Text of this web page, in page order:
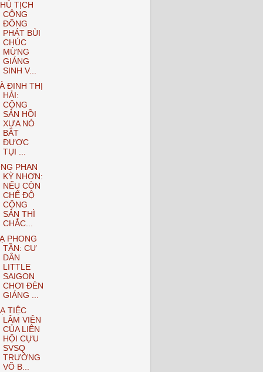
TỊCH
CỘNG
ĐỒNG
PHÁT BÙI
CHÚC
MỪNG
GIÁNG
SINH V...
ĐINH THỊ
HẢI:
CỘNG
SẢN HỒI
XƯA NÓ
BẮT
ĐƯỢC
TỤI ...
PHAN
KỲ NHƠN:
NẾU CÒN
CHẾ ĐỘ
CỘNG
SẢN THÌ
CHẮC...
PHONG
TẦN: CƯ
DÂN
LITTLE
SAIGON
CHƠI ĐÈN
GIÁNG ...
TIỆC
LÂM VIÊN
CỦA LIÊN
HỘI CỰU
SVSQ
TRƯỜNG
VÕ B...